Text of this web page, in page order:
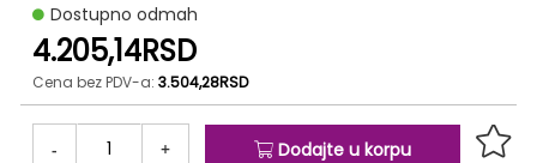
Dostupno odmah
4.205,14RSD
Cena bez PDV-a: 3.504,28RSD
- + Dodajte u korpu
the
images
gallery